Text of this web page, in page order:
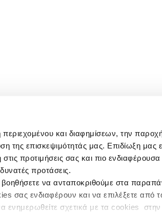
και διαφημίσεων, την
της επισκεψιμότητάς μας. Επιδίωξη μας
προτιμήσεις σας και πιο ενδιαφέρουσα
προτάσεις.
βοηθήσετε να ανταποκριθούμε στα
σας ενδιαφέρουν και να επιλέξετε από
ενημερωθείτε σχετικά με τα cookies στην